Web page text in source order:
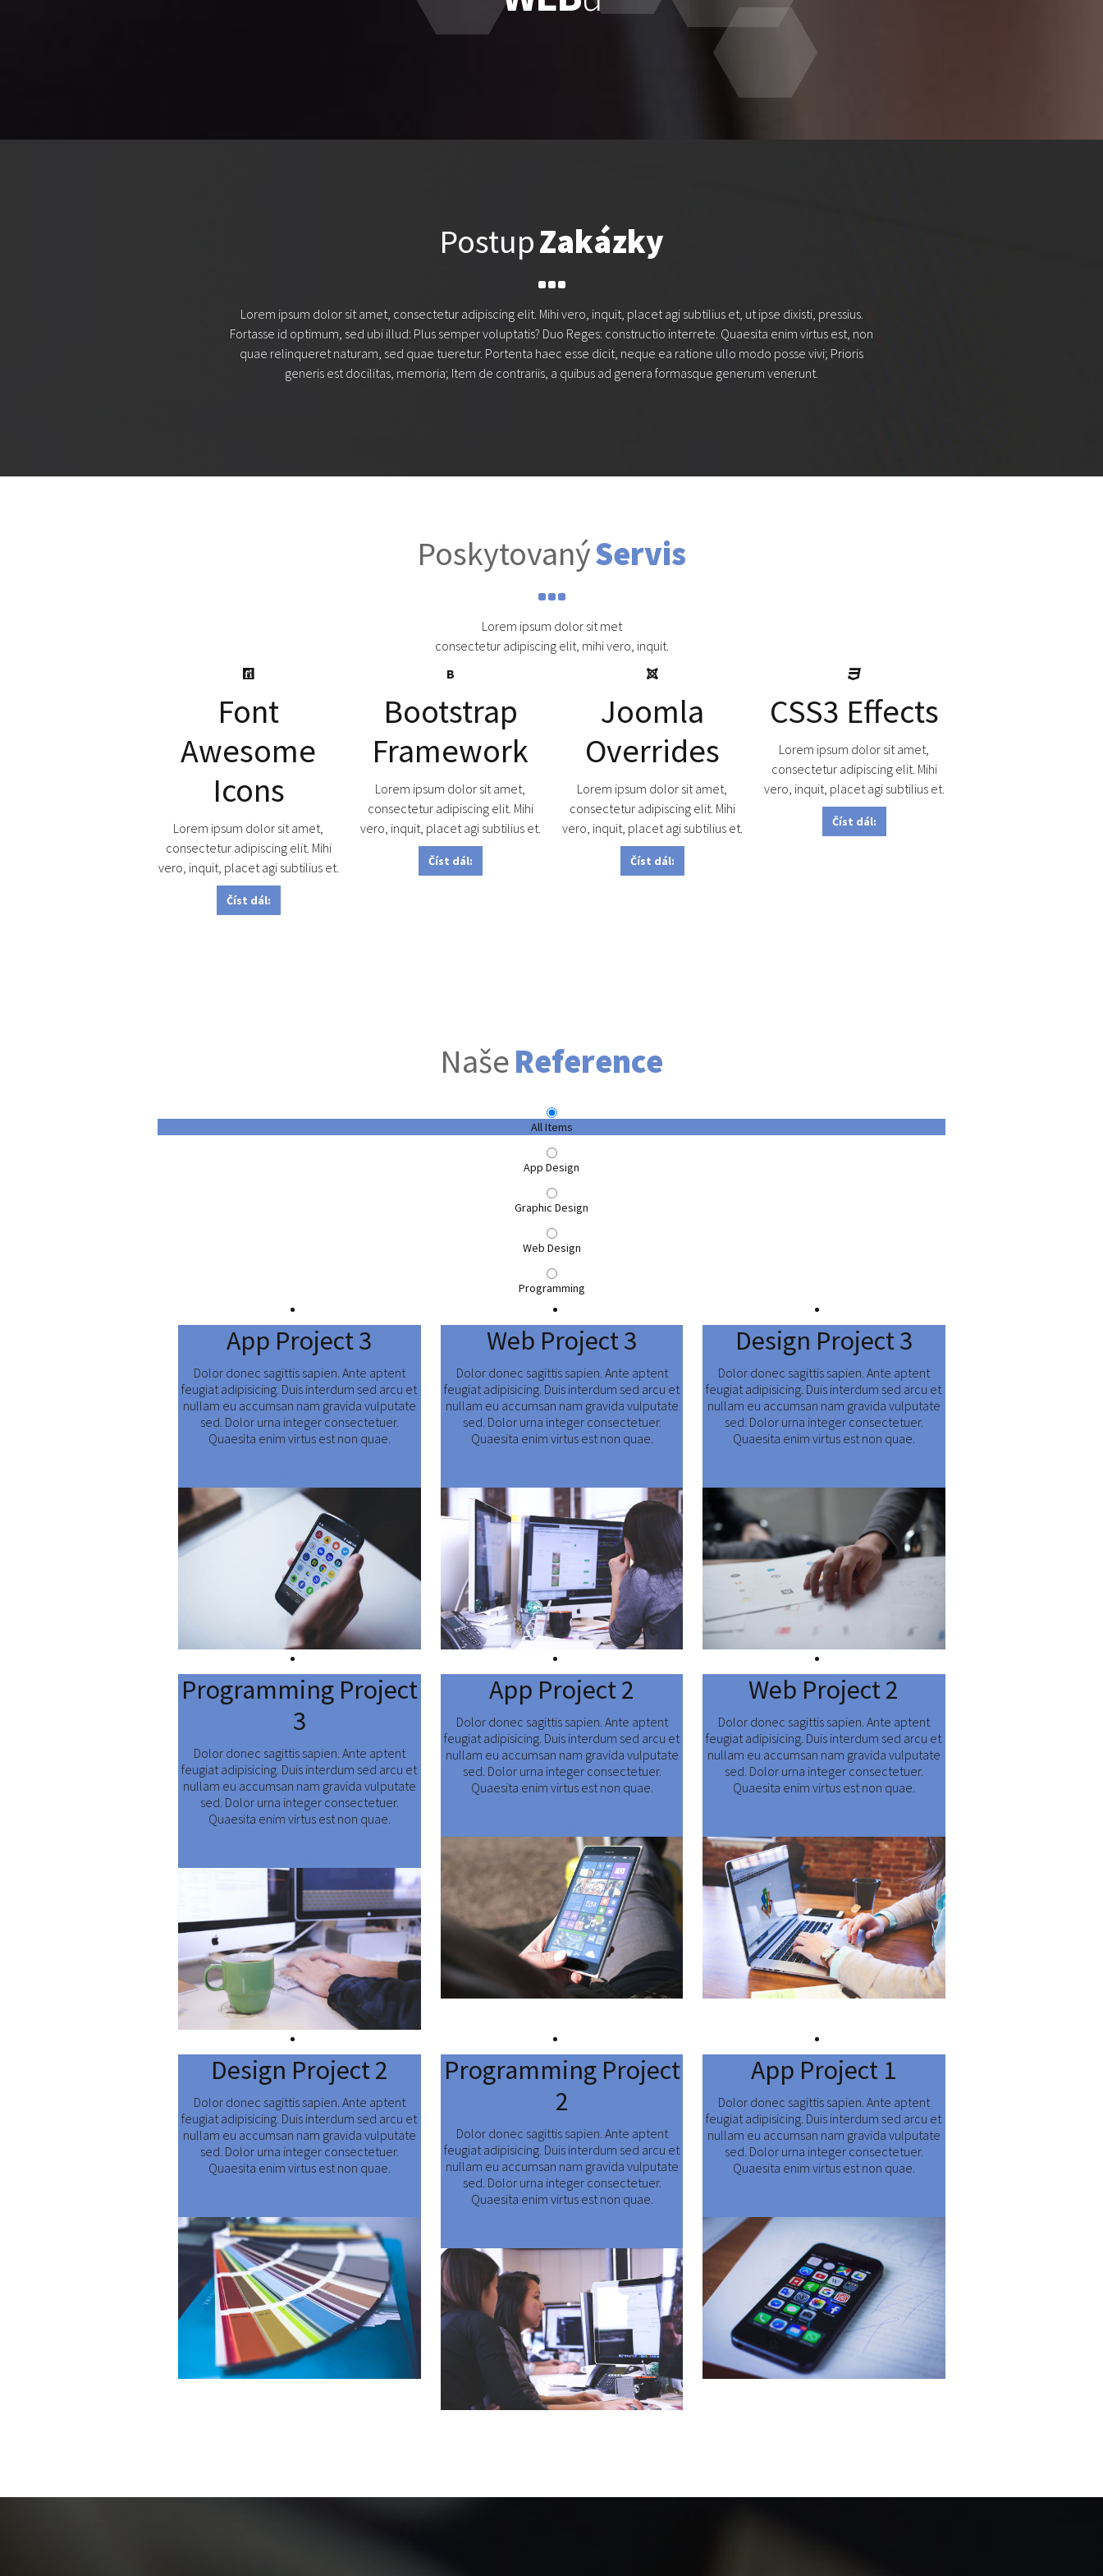
PostupZakázky
Lorem ipsum dolor sit amet, consectetur adipiscing elit. Mihi vero, inquit, placet agi subtilius et, ut ipse dixisti, pressius.
Fortasse id optimum, sed ubi illud: Plus semper voluptatis? Duo Reges: constructio interrete. Quaesita enim virtus est, non
quae relinqueret naturam, sed quae tueretur. Portenta haec esse dicit, neque ea ratione ullo modo posse vivi; Prioris
generis est docilitas, memoria; Item de contrariis, a quibus ad genera formasque generum venerunt.
PoskytovanýServis
Lorem ipsum dolor sit met
consectetur adipiscing elit, mihi vero, inquit.
Font
Awesome
Icons
Lorem ipsum dolor sit amet,
consectetur adipiscing elit. Mihi
vero, inquit, placet agi subtilius et.
Číst dál:
B
Bootstrap
Framework
Lorem ipsum dolor sit amet,
consectetur adipiscing elit. Mihi
vero, inquit, placet agi subtilius et.
Číst dál:
Joomla
Overrides
Lorem ipsum dolor sit amet,
consectetur adipiscing elit. Mihi
vero, inquit, placet agi subtilius et.
Číst dál:
CSS3 Effects
Lorem ipsum dolor sit amet,
consectetur adipiscing elit. Mihi
vero, inquit, placet agi subtilius et.
Číst dál:
NašeReference
All Items
App Design
Graphic Design
Web Design
Programming
App Project 3
Dolor donec sagittis sapien. Ante aptent
feugiat adipisicing. Duis interdum sed arcu et
nullam eu accumsan nam gravida vulputate
sed. Dolor urna integer consectetuer.
Quaesita enim virtus est non quae.
Web Project 3
Dolor donec sagittis sapien. Ante aptent
feugiat adipisicing. Duis interdum sed arcu et
nullam eu accumsan nam gravida vulputate
sed. Dolor urna integer consectetuer.
Quaesita enim virtus est non quae.
Design Project 3
Dolor donec sagittis sapien. Ante aptent
feugiat adipisicing. Duis interdum sed arcu et
nullam eu accumsan nam gravida vulputate
sed. Dolor urna integer consectetuer.
Quaesita enim virtus est non quae.
Programming Project
3
Dolor donec sagittis sapien. Ante aptent
feugiat adipisicing. Duis interdum sed arcu et
nullam eu accumsan nam gravida vulputate
sed. Dolor urna integer consectetuer.
Quaesita enim virtus est non quae.
App Project 2
Dolor donec sagittis sapien. Ante aptent
feugiat adipisicing. Duis interdum sed arcu et
nullam eu accumsan nam gravida vulputate
sed. Dolor urna integer consectetuer.
Quaesita enim virtus est non quae.
Web Project 2
Dolor donec sagittis sapien. Ante aptent
feugiat adipisicing. Duis interdum sed arcu et
nullam eu accumsan nam gravida vulputate
sed. Dolor urna integer consectetuer.
Quaesita enim virtus est non quae.
Design Project 2
Dolor donec sagittis sapien. Ante aptent
feugiat adipisicing. Duis interdum sed arcu et
nullam eu accumsan nam gravida vulputate
sed. Dolor urna integer consectetuer.
Quaesita enim virtus est non quae.
Programming Project
2
Dolor donec sagittis sapien. Ante aptent
feugiat adipisicing. Duis interdum sed arcu et
nullam eu accumsan nam gravida vulputate
sed. Dolor urna integer consectetuer.
Quaesita enim virtus est non quae.
App Project 1
Dolor donec sagittis sapien. Ante aptent
feugiat adipisicing. Duis interdum sed arcu et
nullam eu accumsan nam gravida vulputate
sed. Dolor urna integer consectetuer.
Quaesita enim virtus est non quae.